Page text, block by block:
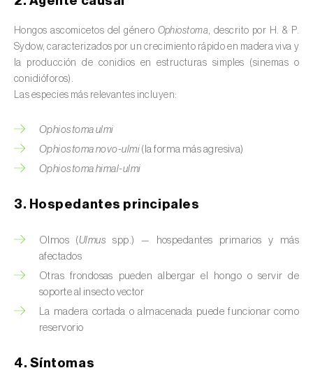
Roya del rosal (Phragmidium mucronatum)
Septoriosis (
Crinivirus, Cucumovirus, Ipomovirus,
Potyvirus, Tobamovirus, Torradovirus,
Hongos ascomicetos del género Ophiostoma, descrito por H. & P.
Sydow, caracterizados por un crecimiento rápido en madera viva y
la producción de conidios en estructuras simples (sinemas o
conidióforos).
Las especies más relevantes incluyen:
Ophiostoma ulmi
Ophiostoma novo-ulmi (la forma más agresiva)
Ophiostoma himal-ulmi
3. Hospedantes principales
Olmos (Ulmus spp.) — hospedantes primarios y más
afectados
Otras frondosas pueden albergar el hongo o servir de
soporte al insecto vector
La madera cortada o almacenada puede funcionar como
reservorio
4. Síntomas